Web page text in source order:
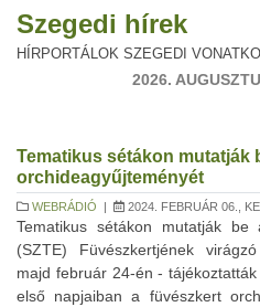
Szegedi hírek
HÍRPORTÁLOK SZEGEDI
2026.
Tematikus sétákon mutatják
orchideagyűjteményét
WEBRÁDIÓ | 2024. FEBRUÁR 06.,
Tematikus sétákon mutatják be
(SZTE) Füvészkertjének
majd február 24-én -
első napjaiban a füvészkert